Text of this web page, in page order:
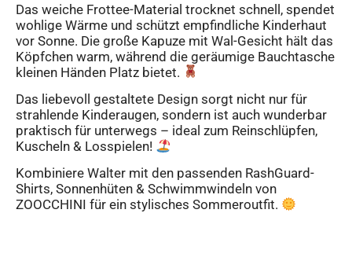
Das weiche Frottee-Material trocknet schnell, spendet
wohlige Wärme und schützt empfindliche Kinderhaut
vor Sonne. Die große Kapuze mit Wal-Gesicht hält das
Köpfchen warm, während die geräumige Bauchtasche
kleinen Händen Platz bietet.
Das liebevoll gestaltete Design sorgt nicht nur für
strahlende Kinderaugen, sondern ist auch wunderbar
praktisch für unterwegs – ideal zum Reinschlüpfen,
Kuscheln & Losspielen!
Kombiniere Walter mit den passenden RashGuard-
Shirts, Sonnenhüten & Schwimmwindeln von
ZOOCCHINI für ein stylisches Sommeroutfit.